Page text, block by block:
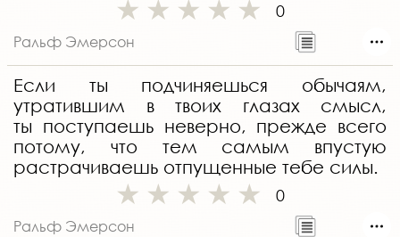
0
Ральф Эмерсон
Если ты подчиняешься обычаям,
утратившим в твоих глазах смысл,
ты поступаешь неверно, прежде всего
потому, что тем самым впустую
растрачиваешь отпущенные тебе силы.
0
Ральф Эмерсон